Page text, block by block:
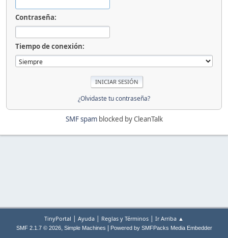
Contraseña:
Tiempo de conexión:
¿Olvidaste tu contraseña?
SMF spamblocked by CleanTalk
TinyPortal | Ayuda | Reglas y Términos | Ir Arriba ▲
SMF 2.1.7 © 2026, Simple Machines Powered by SMFPacks Media Embedder